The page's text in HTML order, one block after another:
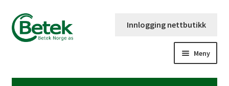
Hopp
til
navigasjon
Hopp
til
innhold
Innlogging nettbutikk
Meny
Forsiden